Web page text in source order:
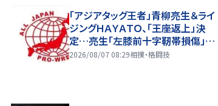
「アジアタッグ王者」青柳亮生＆ライ
ジングＨＡＹＡＴＯ、「王座返上」決
定…亮生「左膝前十字靭帯損傷」欠
場で
2026/08/07 08:29相撲・格闘技